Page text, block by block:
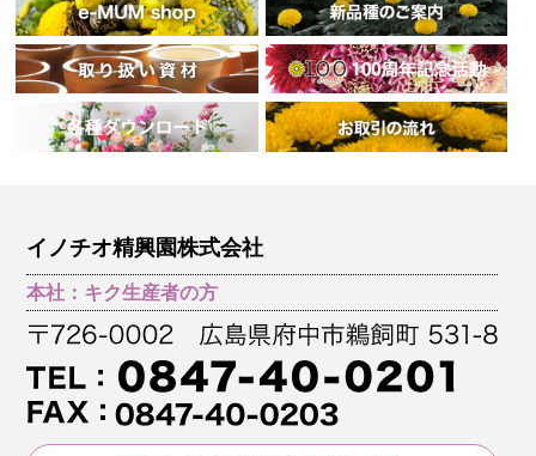
イノチオ精興園株式会社
本社：キク生産者の方